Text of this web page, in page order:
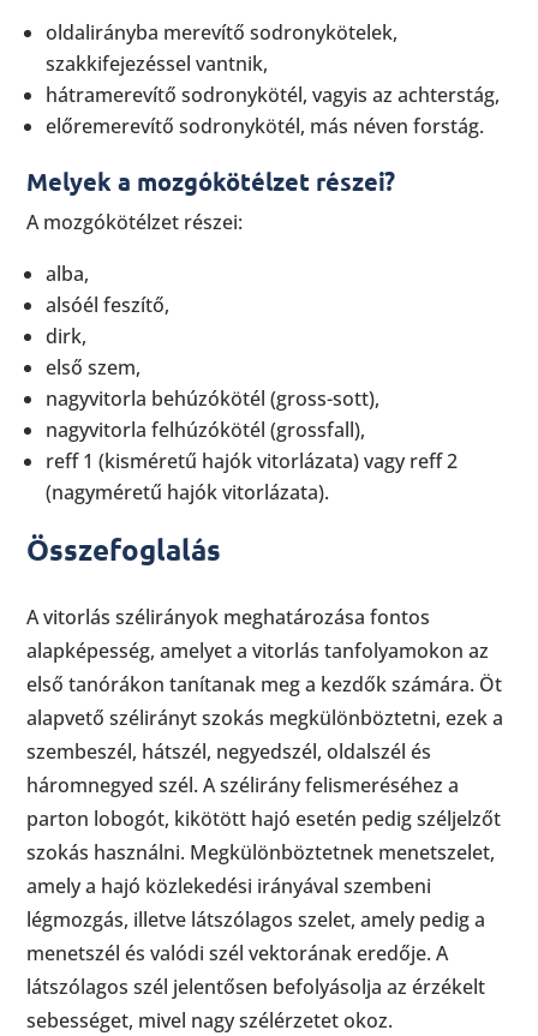
oldalirányba merevítő sodronykötelek,
szakkifejezéssel vantnik,
hátramerevítő sodronykötél, vagyis az achterstág,
előremerevítő sodronykötél, más néven forstág.
Melyek a mozgókötélzet részei?
A mozgókötélzet részei:
alba,
alsóél feszítő,
dirk,
első szem,
nagyvitorla behúzókötél (gross-sott),
nagyvitorla felhúzókötél (grossfall),
reff 1 (kisméretű hajók vitorlázata) vagy reff 2
(nagyméretű hajók vitorlázata).
Összefoglalás
A vitorlás szélirányok meghatározása fontos
alapképesség, amelyet a vitorlás tanfolyamokon az
első tanórákon tanítanak meg a kezdők számára. Öt
alapvető szélirányt szokás megkülönböztetni, ezek a
szembeszél, hátszél, negyedszél, oldalszél és
háromnegyed szél. A szélirány felismeréséhez a
parton lobogót, kikötött hajó esetén pedig széljelzőt
szokás használni. Megkülönböztetnek menetszelet,
amely a hajó közlekedési irányával szembeni
légmozgás, illetve látszólagos szelet, amely pedig a
menetszél és valódi szél vektorának eredője. A
látszólagos szél jelentősen befolyásolja az érzékelt
sebességet, mivel nagy szélérzetet okoz.